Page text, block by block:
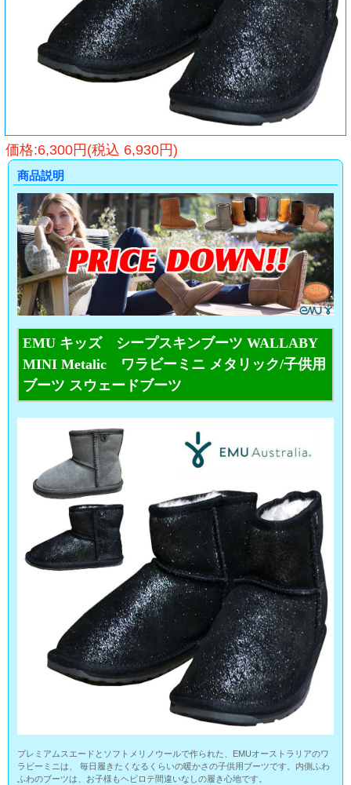
価格:6,300円(税込 6,930円)
商品説明
EMU キッズ シープスキンブーツ WALLABY
MINI Metalic ワラビーミニ メタリック/子供用
ブーツ スウェードブーツ
プレミアムスエードとソフトメリノウールで作られた、EMUオーストラリアのワ
ラビーミニは、 毎日履きたくなるくらいの暖かさの子供用ブーツです。内側ふわ
ふわのブーツは、お子様もヘビロテ間違いなしの履き心地です。